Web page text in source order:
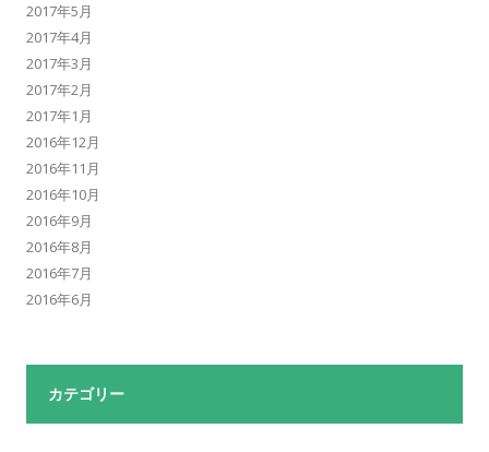
2017年5月
2017年4月
2017年3月
2017年2月
2017年1月
2016年12月
2016年11月
2016年10月
2016年9月
2016年8月
2016年7月
2016年6月
カテゴリー